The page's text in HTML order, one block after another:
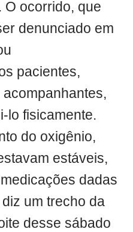
O ocorrido, que
denunciado em
pacientes,
lo fisicamente.
do oxigênio,
estáveis,
dadas
um trecho da
desse sábado